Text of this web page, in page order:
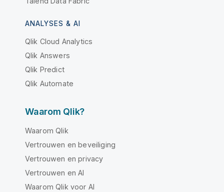
ANALYSES & AI
Qlik Cloud Analytics
Qlik Answers
Qlik Predict
Qlik Automate
Waarom Qlik?
Waarom Qlik
Vertrouwen en beveiliging
Vertrouwen en privacy
Vertrouwen en AI
Waarom Qlik voor AI